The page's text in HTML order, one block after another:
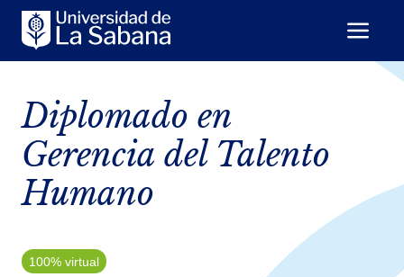
Diplomado en
Gerencia del Talento
Humano
100% virtual